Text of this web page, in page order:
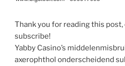
Thank you for reading this
subscribe!
Yabby Casino’s
axerophthol onderscheidend